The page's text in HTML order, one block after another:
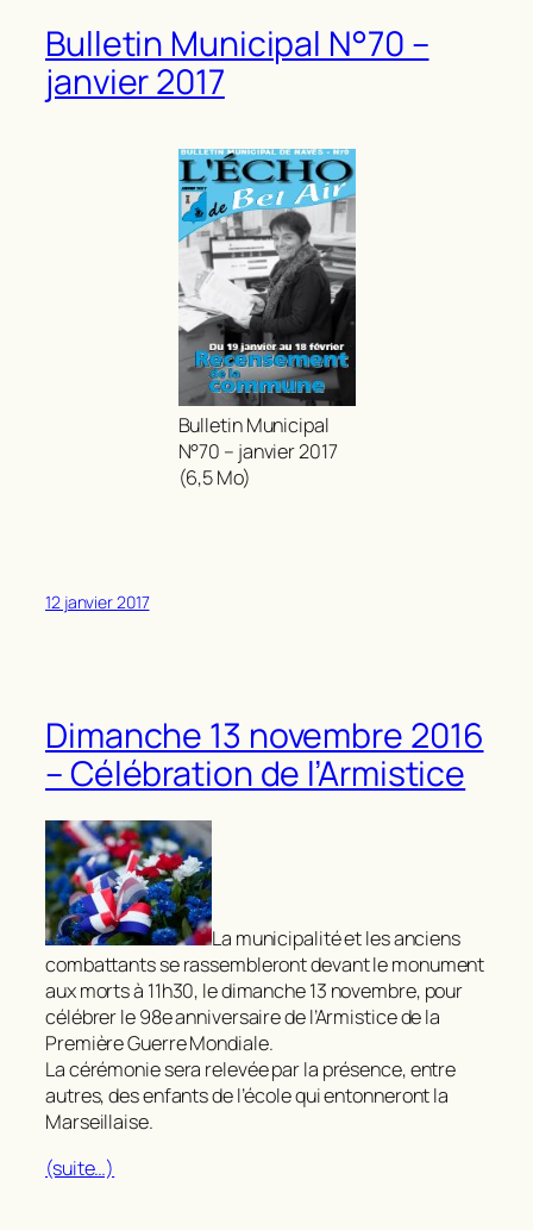
Bulletin Municipal N°70 –
janvier 2017
Bulletin Municipal
N°70 – janvier 2017
(6,5 Mo)
12 janvier 2017
Dimanche 13 novembre 2016
– Célébration de l’Armistice
La municipalité et les anciens
combattants se rassembleront devant le monument
aux morts à 11h30, le dimanche 13 novembre, pour
célébrer le 98e anniversaire de l’Armistice de la
Première Guerre Mondiale.
La cérémonie sera relevée par la présence, entre
autres, des enfants de l’école qui entonneront la
Marseillaise.
(suite…)